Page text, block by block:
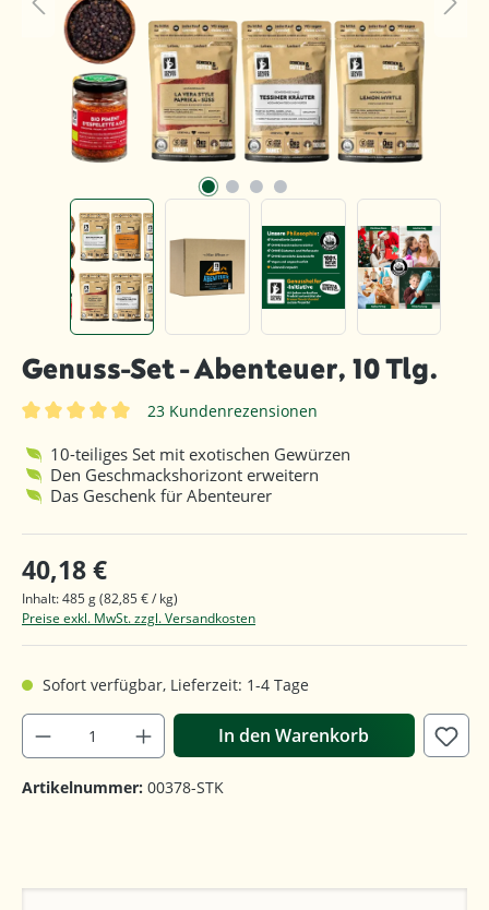
Genuss-Set - Abenteuer, 10 Tlg.
23 Kundenrezensionen
10-teiliges Set mit exotischen Gewürzen
Den Geschmackshorizont erweitern
Das Geschenk für Abenteurer
40,18 €
Inhalt:485 g(82,85 € / kg)
Preise exkl. MwSt. zzgl. Versandkosten
Sofort verfügbar, Lieferzeit: 1-4 Tage
In den Warenkorb
Artikelnummer: 00378-STK